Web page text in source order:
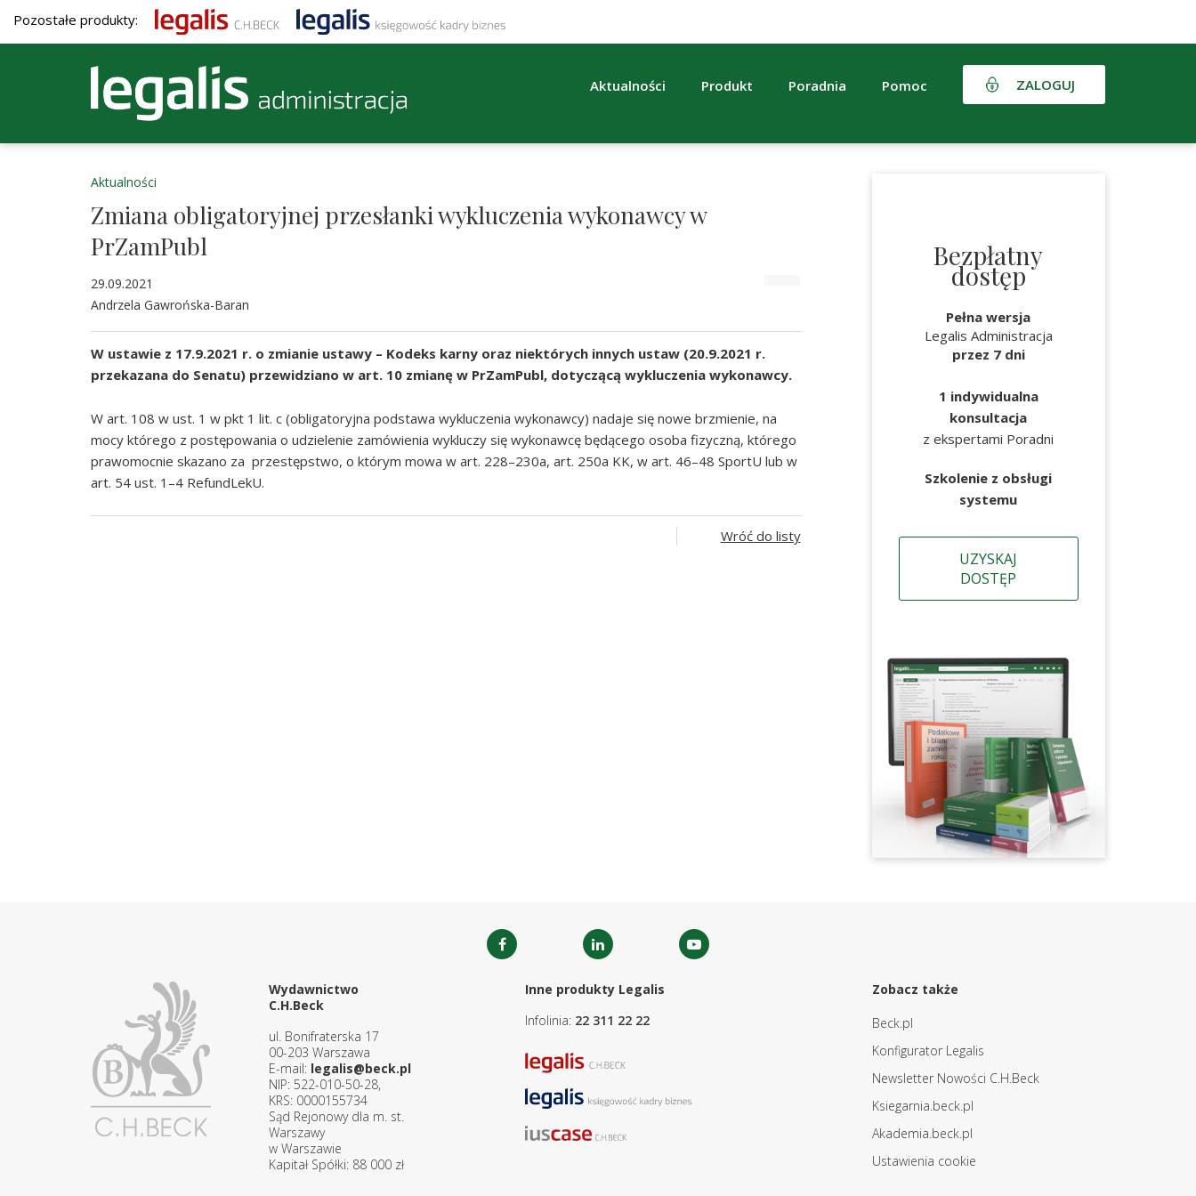
Pozostałe produkty:
Aktualności Produkt Poradnia Pomoc ZALOGUJ
Aktualności
Zmiana obligatoryjnej przesłanki wykluczenia wykonawcy w
PrZamPubl
29.09.2021
Andrzela Gawrońska-Baran
W ustawie z 17.9.2021 r. o zmianie ustawy – Kodeks karny oraz niektórych innych ustaw (20.9.2021 r.
przekazana do Senatu) przewidziano w art. 10 zmianę w PrZamPubl, dotyczącą wykluczenia wykonawcy.
W art. 108 w ust. 1 w pkt 1 lit. c (obligatoryjna podstawa wykluczenia wykonawcy) nadaje się nowe brzmienie, na
mocy którego z postępowania o udzielenie zamówienia wykluczy się wykonawcę będącego osoba fizyczną, którego
prawomocnie skazano za przestępstwo, o którym mowa w art. 228–230a, art. 250a KK, w art. 46–48 SportU lub w
art. 54 ust. 1–4 RefundLekU.
Wróć do listy
Bezpłatny
dostęp
Pełna wersja
Legalis Administracja
przez 7 dni
1 indywidualna
konsultacja
z ekspertami Poradni
Szkolenie z obsługi
systemu
UZYSKAJ
DOSTĘP
Wydawnictwo
C.H.Beck
ul. Bonifraterska 17
00-203 Warszawa
E-mail: legalis@beck.pl
NIP: 522-010-50-28,
KRS: 0000155734
Sąd Rejonowy dla m. st.
Warszawy
w Warszawie
Kapitał Spółki: 88 000 zł
Inne produkty Legalis
Infolinia: 22 311 22 22
Zobacz także
Beck.pl
Konfigurator Legalis
Newsletter Nowości C.H.Beck
Ksiegarnia.beck.pl
Akademia.beck.pl
Ustawienia cookie